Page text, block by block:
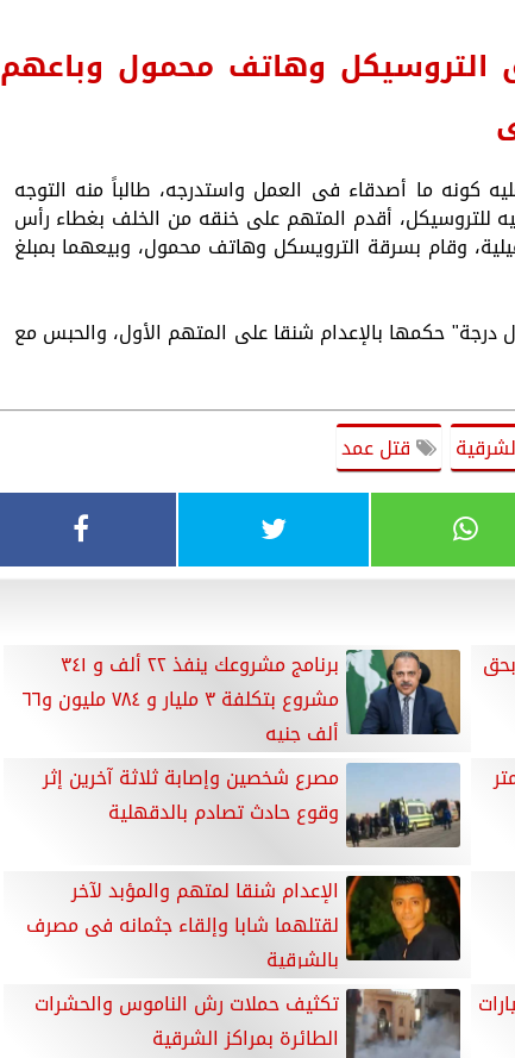
التروسيكل وهاتف محمول وباعهم
كونه ما أصدقاء فى العمل واستدرجه، طالباً منه التوجه
للتروسيكل، أقدم المتهم على خنقه من الخلف بغطاء رأس
وقام بسرقة الترويسكل وهاتف محمول، وبيعهما بمبلغ
حكمها بالإعدام شنقا على المتهم الأول، والحبس مع
قتل عمد
بحق
برنامج مشروعك ينفذ ٢٢ ألف و ٣٤١
مشروع بتكلفة ٣ مليار و ٧٨٤ مليون و٦٦
ألف جنيه
خط بطول ١٣٥٠ متر
مصرع شخصين وإصابة ثلاثة آخرين إثر
وقوع حادث تصادم بالدقهلية
الإعدام شنقا لمتهم والمؤبد لآخر
لقتلهما شابا وإلقاء جثمانه فى مصرف
بالشرقية
تكثيف حملات رش الناموس والحشرات
الطائرة بمراكز الشرقية